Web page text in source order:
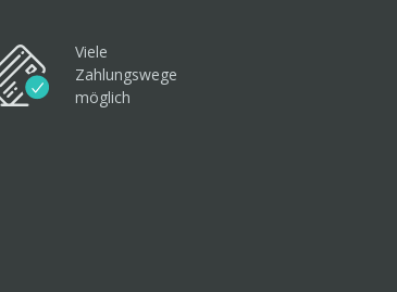
Viele
Zahlungswege
möglich